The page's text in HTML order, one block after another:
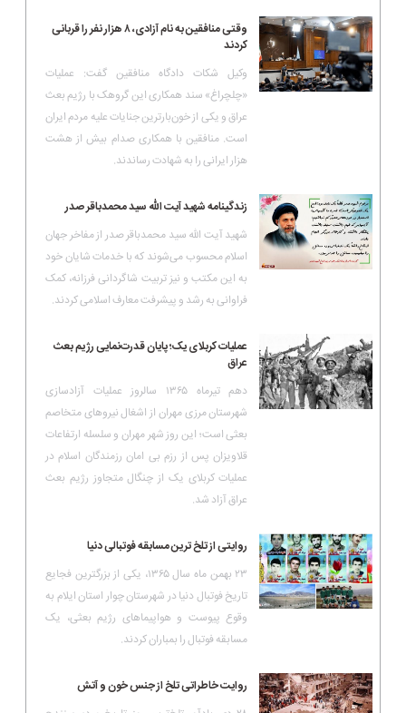
وقتی منافقین به نام آزادی، ۸ هزار نفر را قربانی
کردند
وکیل شکات دادگاه منافقین گفت: عملیات
«چلچراغ» سند همکاری این گروهک با رژیم بعث
عراق و یکی از خون‌بارترین جنایات علیه مردم ایران
است. منافقین با همکاری صدام بیش از هشت
هزار ایرانی را به شهادت رساندند.
زندگینامه شهید آیت الله سید محمدباقر صدر
شهید آیت الله سید محمدباقر صدر از مفاخر جهان
اسلام محسوب می‌شوند که با خدمات شایان خود
به این مکتب و نیز تربیت شاگردانی فرزانه، کمک
فراوانی به رشد و پیشرفت معارف اسلامی کردند.
عملیات کربلای یک؛ پایان قدرت‌نمایی رژیم بعث
عراق
دهم تیرماه ۱۳۶۵ سالروز عملیات آزادسازی
شهرستان مرزی مهران از اشغال نیروهای متخاصم
بعثی است؛ این روز شهر مهران و سلسله ارتفاعات
قلاویزان پس از رزم بی امان رزمندگان اسلام در
عملیات کربلای یک از چنگال متجاوز رژیم بعث
عراق آزاد شد.
روایتی از تلخ ترین مسابقه فوتبالی دنیا
۲۳ بهمن ماه سال ۱۳۶۵، یکی از بزرگترین فجایع
تاریخ فوتبال دنیا در شهرستان چوار استان ایلام به
وقوع پیوست و هواپیماهای رژیم بعثی، یک
مسابقه فوتبال را بمباران کردند.
روایت خاطراتی تلخ از جنس خون و آتش